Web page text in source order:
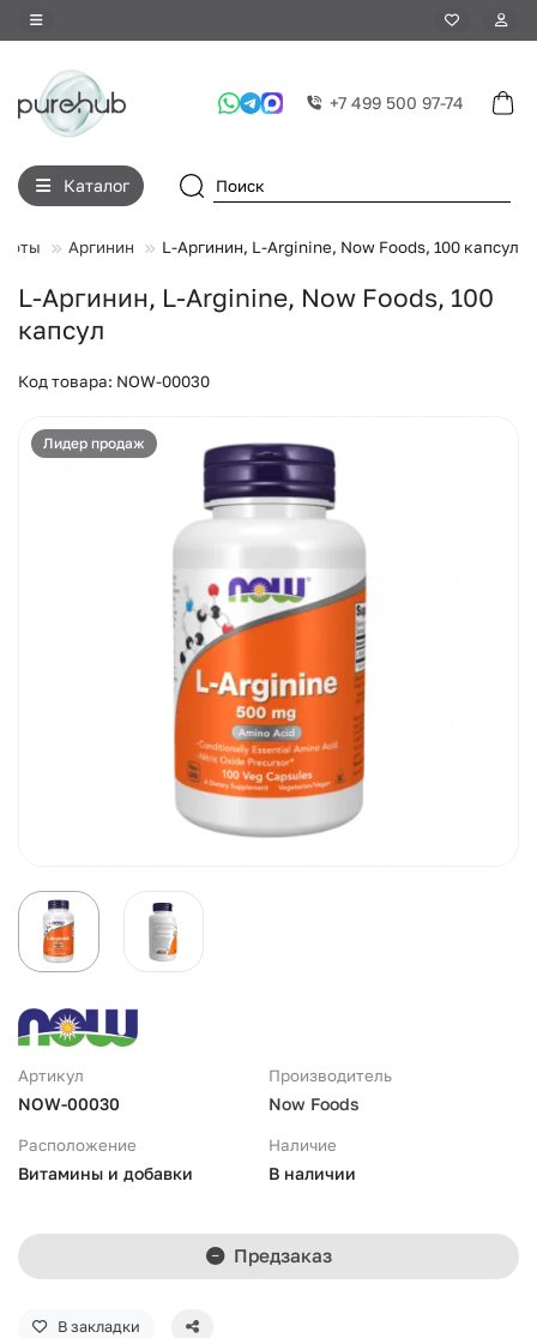
+7 499 500 97-74
Каталог
Аргинин L-Аргинин, L-Arginine, Now Foods, 100 капсул
L-Аргинин, L-Arginine, Now Foods, 100
капсул
Код товара: NOW-00030
Лидер продаж
Артикул
NOW-00030
Производитель
Now Foods
Расположение
Витамины и добавки
Наличие
В наличии
Предзаказ
В закладки